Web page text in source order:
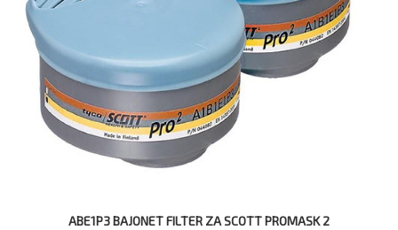
ABE1P3 BAJONET FILTER ZA SCOTT PROMASK 2